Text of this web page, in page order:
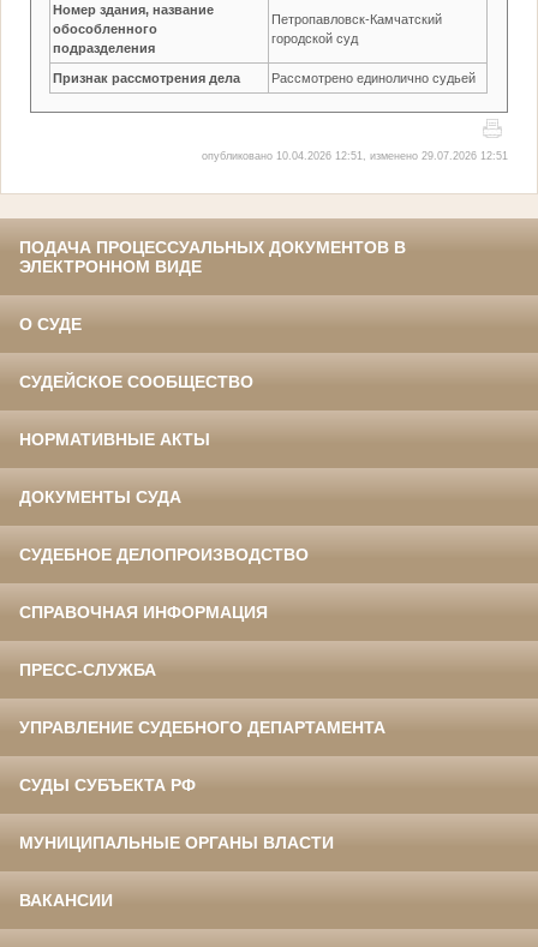
Номер здания, название
обособленного
подразделения
Петропавловск-Камчатский
городской суд
Признак рассмотрения дела Рассмотрено единолично судьей
опубликовано 10.04.2026 12:51, изменено 29.07.2026 12:51
ПОДАЧА ПРОЦЕССУАЛЬНЫХ ДОКУМЕНТОВ В
ЭЛЕКТРОННОМ ВИДЕ
О СУДЕ
СУДЕЙСКОЕ СООБЩЕСТВО
НОРМАТИВНЫЕ АКТЫ
ДОКУМЕНТЫ СУДА
СУДЕБНОЕ ДЕЛОПРОИЗВОДСТВО
СПРАВОЧНАЯ ИНФОРМАЦИЯ
ПРЕСС-СЛУЖБА
УПРАВЛЕНИЕ СУДЕБНОГО ДЕПАРТАМЕНТА
СУДЫ СУБЪЕКТА РФ
МУНИЦИПАЛЬНЫЕ ОРГАНЫ ВЛАСТИ
ВАКАНСИИ